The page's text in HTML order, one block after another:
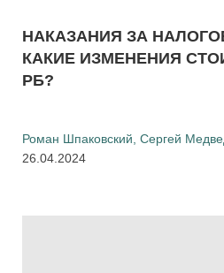
НАКАЗАНИЯ ЗА
КАКИЕ ИЗМЕНЕНИЯ
РБ?
Роман Шпаковский Сергей
26.04.2024